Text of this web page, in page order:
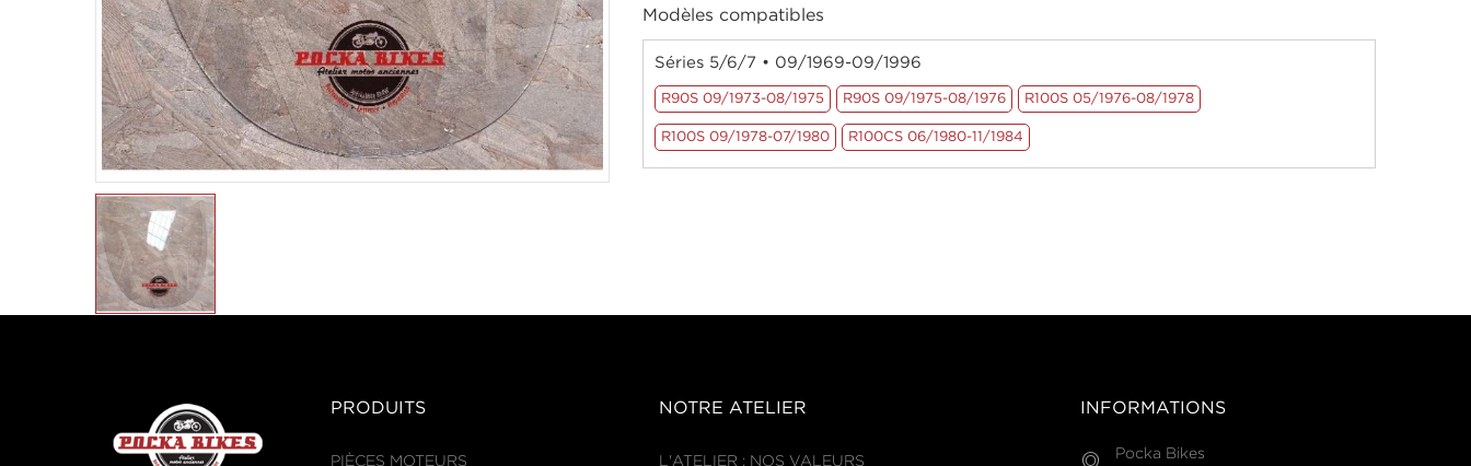
Modèles compatibles
Séries 5/6/7 • 09/1969-09/1996
R90S 09/1973-08/1975 R90S 09/1975-08/1976 R100S 05/1976-08/1978
R100S 09/1978-07/1980 R100CS 06/1980-11/1984
PRODUITS
PIÈCES MOTEURS
NOTRE ATELIER
L'ATELIER : NOS VALEURS
INFORMATIONS
Pocka Bikes